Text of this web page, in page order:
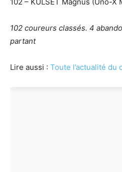
102 coureurs classés. 4
partant
Lire aussi : Toute l’actualité